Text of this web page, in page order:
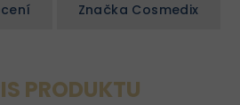
Značka Cosmedix
PRODUKTU